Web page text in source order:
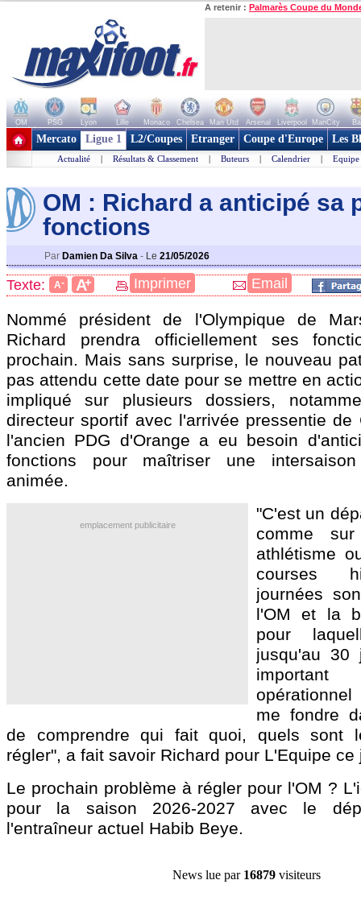
A retenir : Palmarès Coupe du
OM PSG Lyon Lille Monaco Chelsea Man Utd Arsenal Liverpool ManCity
+ de clubs
Mercato Ligue 1 L2/Coupes Etranger Coupe d'Europe Les
Actualité | Résultats & Classement | Buteurs | Calendrier | Equipe
OM : Richard a anticipé sa
fonctions
Par Damien Da Silva - Le 21/05/2026
Texte: A- A+ Imprimer Email
Nommé président de l'Olympique de
Richard prendra officiellement ses
prochain. Mais sans surprise, le nouveau
pas attendu cette date pour se mettre en
impliqué sur plusieurs dossiers,
directeur sportif avec l'arrivée pressentie de
l'ancien PDG d'Orange a eu besoin
fonctions pour maîtriser une
animée.
emplacement publicitaire
"C'est un
comme
athlétisme
courses
journées
l'OM et la
pour
jusqu'au
me fondre
de comprendre qui fait quoi, quels sont
régler", a fait savoir Richard pour L'Equipe ce
Le prochain problème à régler pour l'OM ?
pour la saison 2026-2027 avec le
l'entraîneur actuel Habib Beye.
News lue par 16879 visiteurs